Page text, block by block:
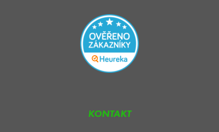
KONTAKT